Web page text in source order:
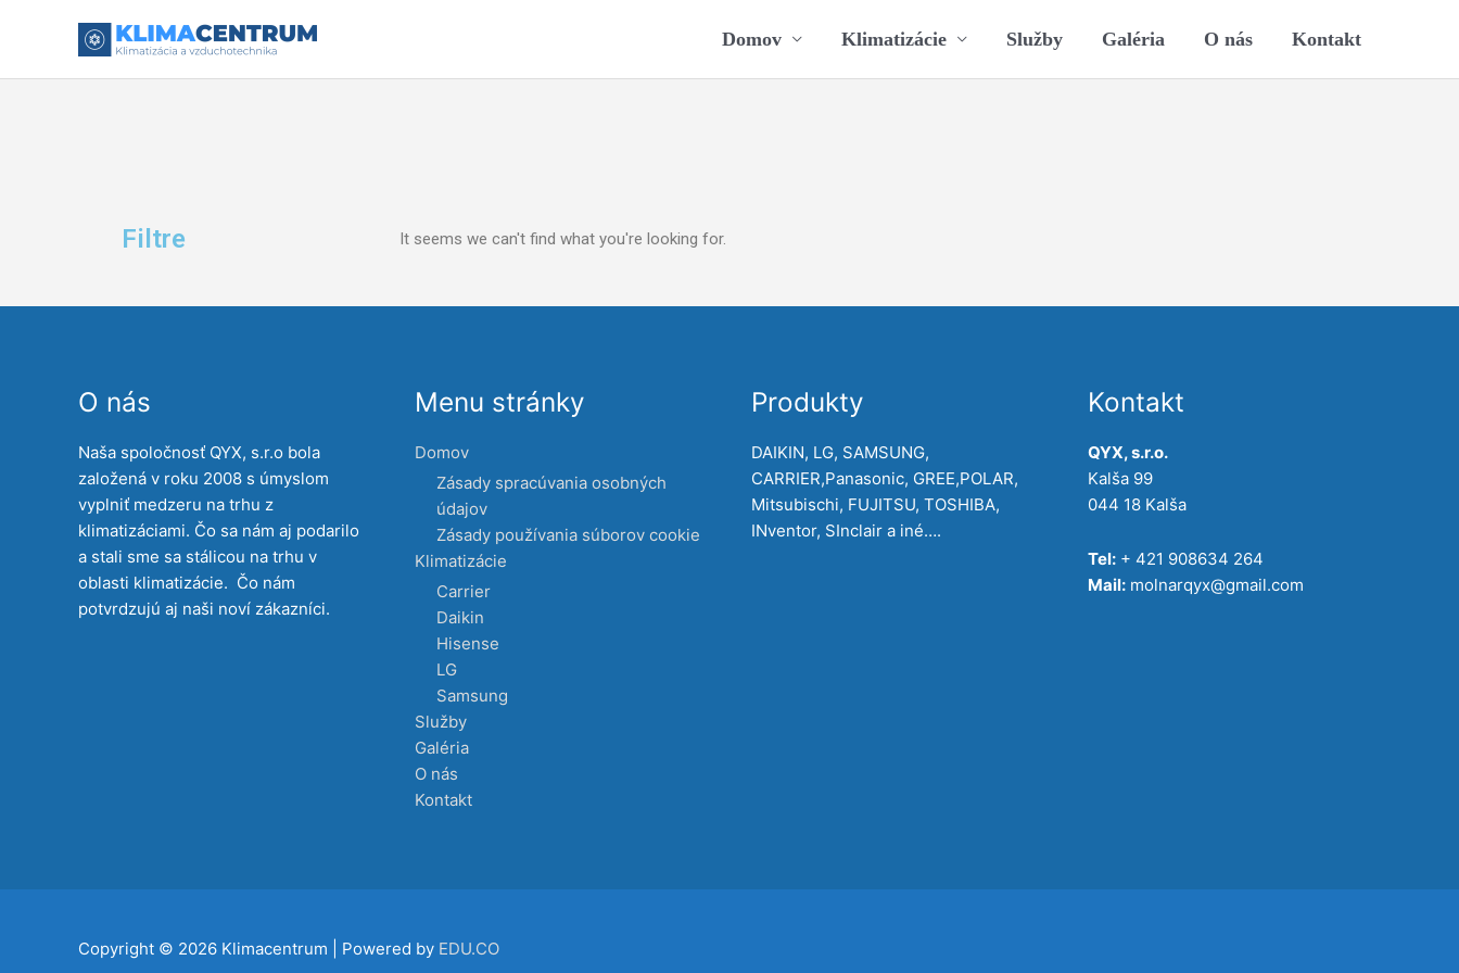
Domov Klimatizácie Služby Galéria O nás Kontakt
Filtre It seems we can't find what you're looking for.
O nás
Naša spoločnosť QYX, s.r.o bola
založená v roku 2008 s úmyslom
vyplniť medzeru na trhu z
klimatizáciami. Čo sa nám aj podarilo
a stali sme sa stálicou na trhu v
oblasti klimatizácie. Čo nám
potvrdzujú aj naši noví zákazníci.
Menu stránky
Domov
Zásady spracúvania osobných
údajov
Zásady používania súborov cookie
Klimatizácie
Carrier
Daikin
Hisense
LG
Samsung
Služby
Galéria
O nás
Kontakt
Produkty
DAIKIN, LG, SAMSUNG,
CARRIER,Panasonic, GREE,POLAR,
Mitsubischi, FUJITSU, TOSHIBA,
INventor, SInclair a iné….
Kontakt
QYX, s.r.o.
Kalša 99
044 18 Kalša
Tel: + 421 908634 264
Mail: molnarqyx@gmail.com
Copyright © 2026 Klimacentrum | Powered by EDU.CO